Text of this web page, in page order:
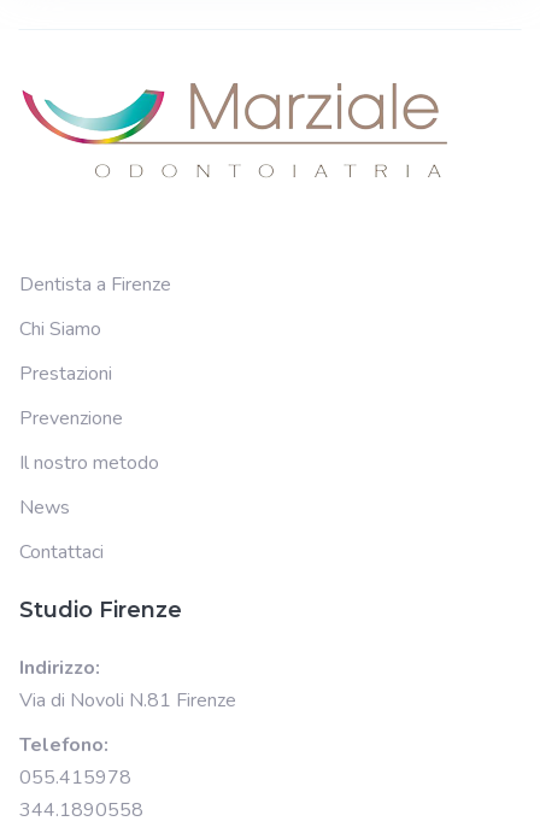
Dentista a Firenze
Chi Siamo
Prestazioni
Prevenzione
Il nostro metodo
News
Contattaci
Studio Firenze
Indirizzo:
Via di Novoli N.81 Firenze
Telefono:
055.415978
344.1890558